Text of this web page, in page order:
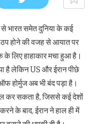
से भारत समेत दुनिया के कई
होने की वजह से आयात पर
लिए हाहाकार मचा हुआ है।
है लेकिन US और ईरान पीछे
होर्मुज अब भी बंद पड़ा है।
कर सकता है, जिससे कई देशों
के बाद, ईरान ने हाल ही में